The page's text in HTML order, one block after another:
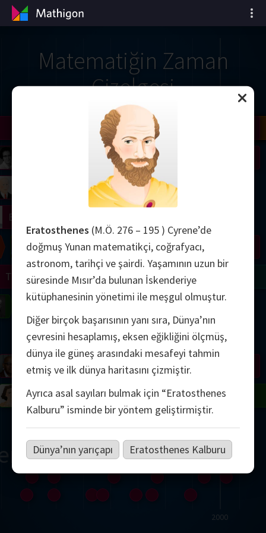
Matematiğin Zaman
Çizelgesi
2000
Çağ
Avila
Mirzakhani
Tao
Perelman
Zhang
Daubechies
Wiles
Shamir
Yau
Matiyasevich
Thurston
Uhlenbeck
Conway
Langlands
Easley
Penrose
Grothendieck
Serre
Mandelbrot
Wilkins
Robinson
Blackwell
Erdős
Turing
Chern
Eratosthenes (M.Ö. 276 – 195 ) Cyrene’de
doğmuş Yunan matematikçi, coğrafyacı,
astronom, tarihçi ve şairdi. Yaşamının uzun bir
süresinde Mısır’da bulunan İskenderiye
kütüphanesinin yönetimi ile meşgul olmuştur.
Diğer birçok başarısının yanı sıra, Dünya’nın
çevresini hesaplamış, eksen eğikliğini ölçmüş,
dünya ile güneş arasındaki mesafeyi tahmin
etmiş ve ilk dünya haritasını çizmiştir.
Ayrıca asal sayıları bulmak için “Eratosthenes
Kalburu” isminde bir yöntem geliştirmiştir.
Dünya’nın yarıçapı Eratosthenes Kalburu